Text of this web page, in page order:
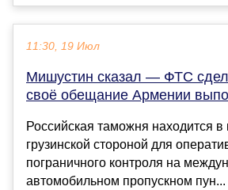
11:30, 19 Июл
Мишустин сказал — ФТС
своë обещание Армении
Российская таможня находится в
грузинской стороной для
пограничного контроля на
автомобильном пропускном пун...